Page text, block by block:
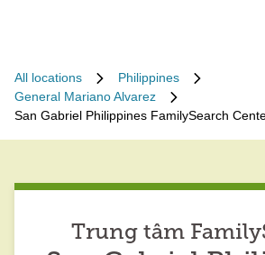
All locations
Philippines
General Mariano Alvarez
San Gabriel Philippines FamilySearch
Trung tâm